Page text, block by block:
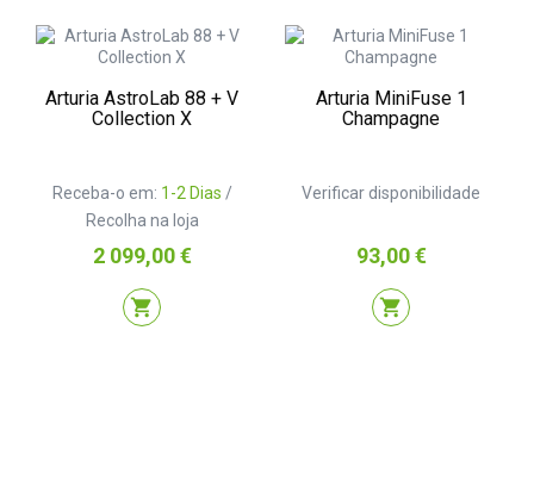
Arturia AstroLab 88 + V
Collection X
Receba-o em: 1-2 Dias /
Recolha na loja
Preço
2 099,00 €
shopping_cart
Arturia MiniFuse 1
Champagne
Verificar disponibilidade
Preço
93,00 €
shopping_cart